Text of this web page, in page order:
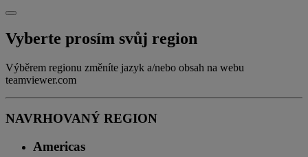
Vyberte prosím svůj region
Výběrem regionu změníte jazyk a/nebo obsah na webu
teamviewer.com
NAVRHOVANÝ REGION
Americas